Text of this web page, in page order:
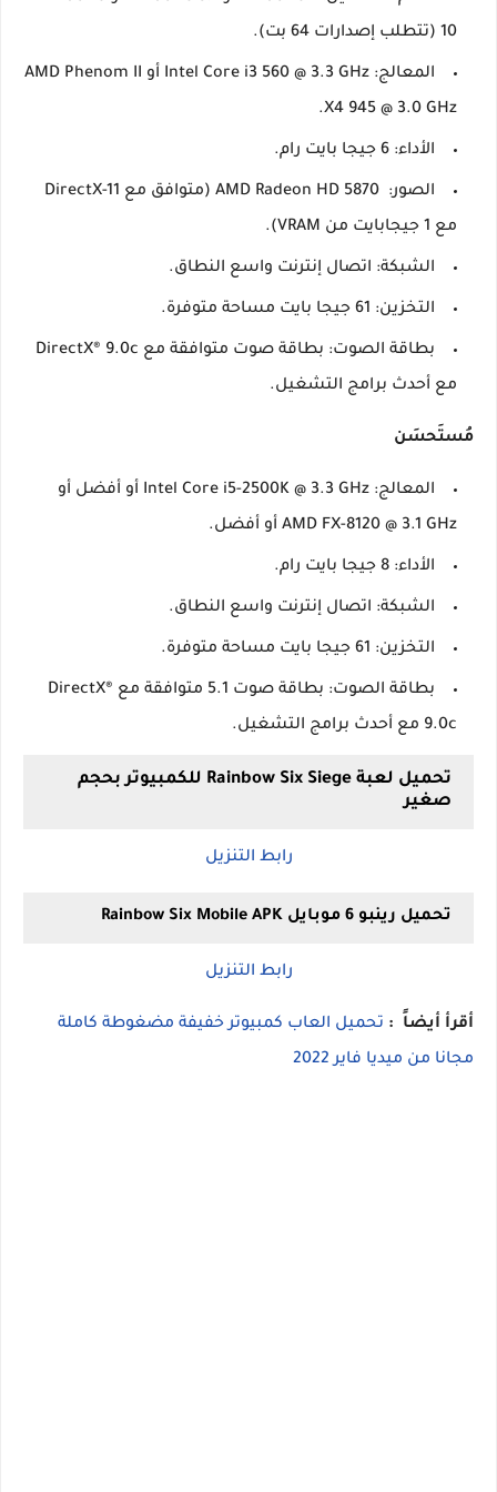
10 (تتطلب إصدارات 64 بت).
المعالج: Intel Core i3 560 @ 3.3 GHz أو AMD Phenom II
X4 945 @ 3.0 GHz.
الأداء: 6 جيجا بايت رام.
الصور: AMD Radeon HD 5870 (متوافق مع DirectX-11
مع 1 جيجابايت من VRAM).
الشبكة: اتصال إنترنت واسع النطاق.
التخزين: 61 جيجا بايت مساحة متوفرة.
بطاقة الصوت: بطاقة صوت متوافقة مع DirectX® 9.0c
مع أحدث برامج التشغيل.
مُستَحسَن
المعالج: Intel Core i5-2500K @ 3.3 GHz أو أفضل أو
AMD FX-8120 @ 3.1 GHz أو أفضل.
الأداء: 8 جيجا بايت رام.
الشبكة: اتصال إنترنت واسع النطاق.
التخزين: 61 جيجا بايت مساحة متوفرة.
بطاقة الصوت: بطاقة صوت 5.1 متوافقة مع DirectX®
9.0c مع أحدث برامج التشغيل.
تحميل لعبة Rainbow Six Siege للكمبيوتر بحجم
صغير
رابط التنزيل
تحميل رينبو 6 موبايل Rainbow Six Mobile APK
رابط التنزيل
أقرأ أيضاً : تحميل العاب كمبيوتر خفيفة مضغوطة كاملة
مجانا من ميديا فاير 2022